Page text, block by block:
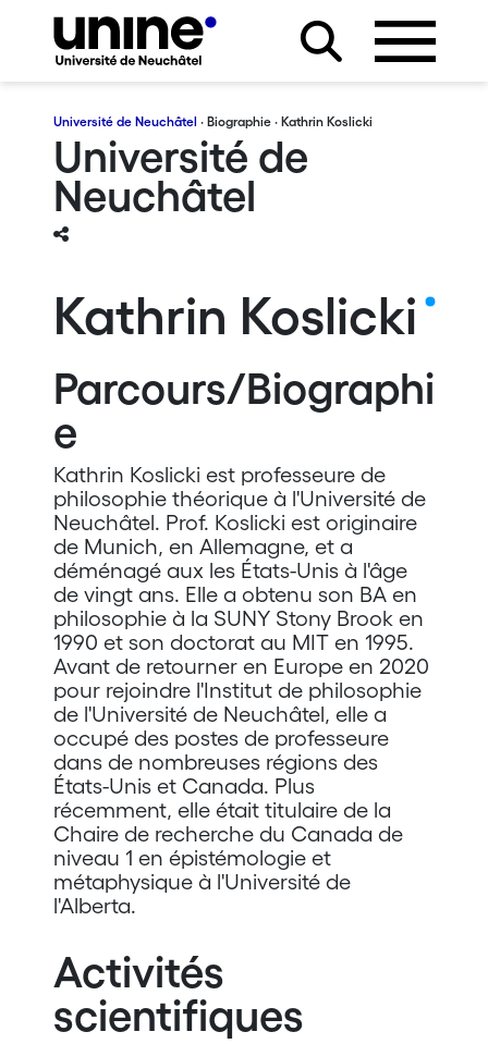
Université de Neuchâtel · Biographie· Kathrin Koslicki
Université de
Neuchâtel
Kathrin Koslicki
Parcours/Biographi
e
Kathrin Koslicki est professeure de
philosophie théorique à l'Université de
Neuchâtel. Prof. Koslicki est originaire
de Munich, en Allemagne, et a
déménagé aux les États-Unis à l'âge
de vingt ans. Elle a obtenu son BA en
philosophie à la SUNY Stony Brook en
1990 et son doctorat au MIT en 1995.
Avant de retourner en Europe en 2020
pour rejoindre l'Institut de philosophie
de l'Université de Neuchâtel, elle a
occupé des postes de professeure
dans de nombreuses régions des
États-Unis et Canada. Plus
récemment, elle était titulaire de la
Chaire de recherche du Canada de
niveau 1 en épistémologie et
métaphysique à l'Université de
l'Alberta.
Activités
scientifiques